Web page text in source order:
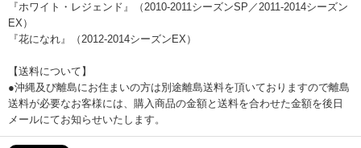
『ホワイト・レジェンド』（2010-2011シーズンSP／2011-2014シーズン
EX）
『花になれ』（2012-2014シーズンEX）
【送料について】
●沖縄及び離島にお住まいの方は別途離島送料を頂いておりますので離島
送料が必要なお客様には、購入商品の金額と送料を合わせた金額を後日
メールにてお知らせいたします。